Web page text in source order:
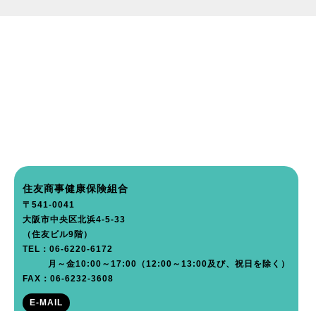
住友商事健康保険組合
〒541-0041
大阪市中央区北浜4-5-33
（住友ビル9階）
TEL：06-6220-6172
月～金10:00～17:00（12:00～13:00及び、祝日を除く）
FAX：06-6232-3608
E-MAIL